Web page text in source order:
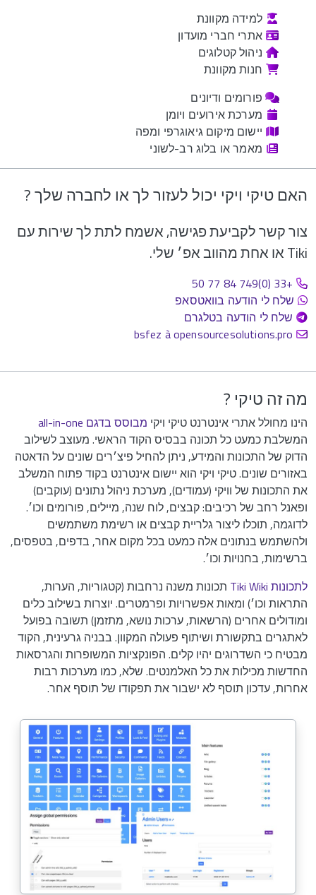
למידה מקוונת
אתרי חברי מועדון
ניהול קטלוגים
חנות מקוונת
פורומים ודיונים
מערכת אירועים ויומן
יישום מיקום גיאוגרפי ומפה
מאמר או בלוג רב-לשוני
האם טיקי ויקי יכול לעזור לך או לחברה שלך ?
צור קשר לקביעת פגישה, אשמח לתת לך שירות עם
Tiki או אחת מהווב אפ׳ שלי.
+33 (0)749 84 77 50
שלח לי הודעה בוואטסאפ
שלח לי הודעה בטלגרם
bsfez à opensourcesolutions.pro
מה זה טיקי ?
הינו מחולל אתרי אינטרנט טיקי ויקי מבוסס בדגם all-in-one
המשלבת כמעט כל תכונה בבסיס הקוד הראשי. מעוצב לשילוב
הדוק של התכונות והמידע, ניתן להחיל פיצ׳רים שונים על הדאטה
באזורים שונים. טיקי ויקי הוא יישום אינטרנט בקוד פתוח המשלב
את התכונות של וויקי (עמודים), מערכת ניהול נתונים (עוקבים)
ופאנל רחב של רכיבים: קבצים, לוח שנה, מיילים, פורומים וכו׳.
לדוגמה, תוכלו ליצור גלריית קבצים או רשימת משתמשים
ולהשתמש בנתונים אלה כמעט בכל מקום אחר, בדפים, בטפסים,
ברשימות, בחנויות וכו׳.
לתכונות Tiki Wiki
תכונות משנה נרחבות (קטגוריות, הערות,
התראות וכו׳) ומאות אפשרויות ופרמטרים. יוצרות בשילוב כלים
ומודולים אחרים (הרשאות, ערכות נושא, מתזמן) תשובה בפועל
לאתגרים בתקשורת ושיתוף פעולה המקוון. בבניה גרעינית, הקוד
מבטיח כי השדרוגים יהיו קלים. הפונקציות המשופרות והגרסאות
החדשות מכילות את כל האלמנטים. שלא, כמו מערכות רבות
אחרות, עדכון תוסף לא ישבור את תפקודו של תוסף אחר.